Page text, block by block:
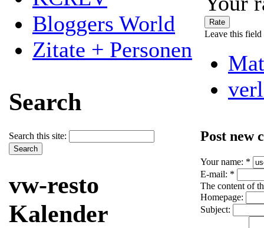
Bloggers World
Zitate + Personen
Search
Search this site:
vw-resto
Kalender
Leave this
Post new
Your name: *
E-mail: *
The content of
Homepage:
Subject: